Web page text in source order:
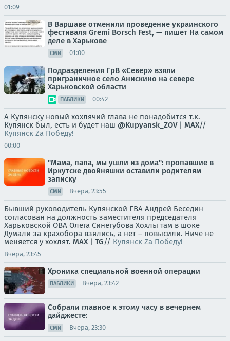
01:09
В Варшаве отменили проведение украинского
фестиваля Gremi Borsch Fest, — пишет На самом
деле в Харькове
СМИ 01:00
Подразделения ГрВ «Север» взяли
приграничное село Анискино на севере
Харьковской области
ПАБЛИКИ 00:42
А Купянску новый хохлячий глава не понадобится т.к.
Купянск был, есть и будет наш @Kupyansk_ZOV| MAX//
Купянск Za Победу!
00:00
"Мама, папа, мы ушли из дома": пропавшие в
Иркутске двойняшки оставили родителям
записку
СМИ Вчера, 23:55
Бывший руководитель Купянской ГВА Андрей Беседин
согласован на должность заместителя председателя
Харьковской ОВА Олега Синегубова Хохлы там в шоке
Думали за крахобора взялись, а нет – повысили. Ниче не
меняется у хохлят. MAX| TG// Купянск Za Победу!
Вчера, 23:45
Хроника специальной военной операции
ПАБЛИКИ Вчера, 23:42
Собрали главное к этому часу в вечернем
дайджесте:
СМИ Вчера, 23:30